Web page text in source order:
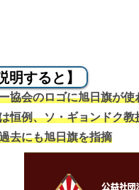
明すると】
協会のロゴに旭日旗が使
恒例、ソ・ギョンドク教
去にも旭日旗を指摘